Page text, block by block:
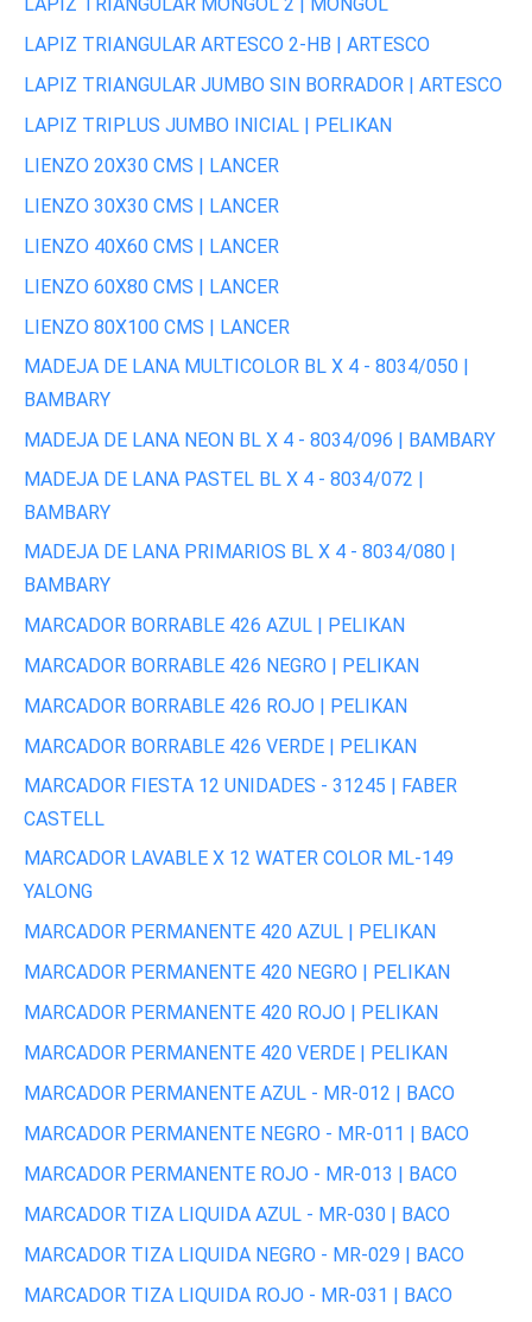
LAPIZ TRIANGULAR ARTESCO 2-HB | ARTESCO
LAPIZ TRIANGULAR JUMBO SIN BORRADOR | ARTESCO
LAPIZ TRIPLUS JUMBO INICIAL | PELIKAN
LIENZO 20X30 CMS | LANCER
LIENZO 30X30 CMS | LANCER
LIENZO 40X60 CMS | LANCER
LIENZO 60X80 CMS | LANCER
LIENZO 80X100 CMS | LANCER
MADEJA DE LANA MULTICOLOR BL X 4 - 8034/050 |
BAMBARY
MADEJA DE LANA NEON BL X 4 - 8034/096 | BAMBARY
MADEJA DE LANA PASTEL BL X 4 - 8034/072 |
BAMBARY
MADEJA DE LANA PRIMARIOS BL X 4 - 8034/080 |
BAMBARY
MARCADOR BORRABLE 426 AZUL | PELIKAN
MARCADOR BORRABLE 426 NEGRO | PELIKAN
MARCADOR BORRABLE 426 ROJO | PELIKAN
MARCADOR BORRABLE 426 VERDE | PELIKAN
MARCADOR FIESTA 12 UNIDADES - 31245 | FABER
CASTELL
MARCADOR LAVABLE X 12 WATER COLOR ML-149
YALONG
MARCADOR PERMANENTE 420 AZUL | PELIKAN
MARCADOR PERMANENTE 420 NEGRO | PELIKAN
MARCADOR PERMANENTE 420 ROJO | PELIKAN
MARCADOR PERMANENTE 420 VERDE | PELIKAN
MARCADOR PERMANENTE AZUL - MR-012 | BACO
MARCADOR PERMANENTE NEGRO - MR-011 | BACO
MARCADOR PERMANENTE ROJO - MR-013 | BACO
MARCADOR TIZA LIQUIDA AZUL - MR-030 | BACO
MARCADOR TIZA LIQUIDA NEGRO - MR-029 | BACO
MARCADOR TIZA LIQUIDA ROJO - MR-031 | BACO